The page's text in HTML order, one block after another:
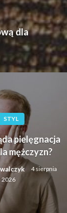
dla
STYL
pielęgnacja
mężczyzn?
4 sierpnia
2026